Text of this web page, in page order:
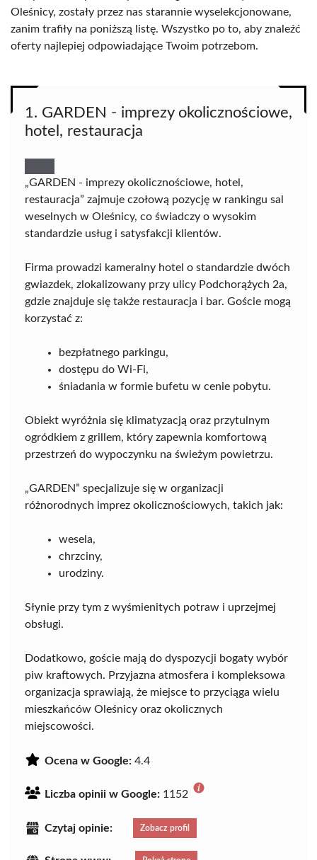
Oleśnicy, zostały przez nas starannie wyselekcjonowane,
zanim trafiły na poniższą listę. Wszystko po to, aby znaleźć
oferty najlepiej odpowiadające Twoim potrzebom.
1. GARDEN - imprezy okolicznościowe,
hotel, restauracja
„GARDEN - imprezy okolicznościowe, hotel,
restauracja” zajmuje czołową pozycję w rankingu sal
weselnych w Oleśnicy, co świadczy o wysokim
standardzie usług i satysfakcji klientów.
Firma prowadzi kameralny hotel o standardzie dwóch
gwiazdek, zlokalizowany przy ulicy Podchorążych 2a,
gdzie znajduje się także restauracja i bar. Goście mogą
korzystać z:
bezpłatnego parkingu,
dostępu do Wi-Fi,
śniadania w formie bufetu w cenie pobytu.
Obiekt wyróżnia się klimatyzacją oraz przytulnym
ogródkiem z grillem, który zapewnia komfortową
przestrzeń do wypoczynku na świeżym powietrzu.
„GARDEN” specjalizuje się w organizacji
różnorodnych imprez okolicznościowych, takich jak:
wesela,
chrzciny,
urodziny.
Słynie przy tym z wyśmienitych potraw i uprzejmej
obsługi.
Dodatkowo, goście mają do dyspozycji bogaty wybór
piw kraftowych. Przyjazna atmosfera i kompleksowa
organizacja sprawiają, że miejsce to przyciąga wielu
mieszkańców Oleśnicy oraz okolicznych
miejscowości.
Ocena w Google: 4.4
Liczba opinii w Google: 1152
Czytaj opinie: Zobacz profil